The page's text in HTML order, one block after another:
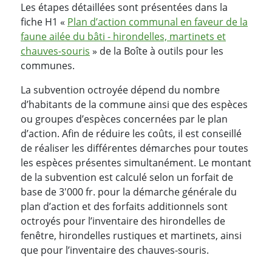
Les étapes détaillées sont présentées dans la
fiche H1 « Plan d’action communal en faveur de la
faune ailée du bâti - hirondelles, martinets et
chauves-souris » de la Boîte à outils pour les
communes.
La subvention octroyée dépend du nombre
d’habitants de la commune ainsi que des espèces
ou groupes d’espèces concernées par le plan
d’action. Afin de réduire les coûts, il est conseillé
de réaliser les différentes démarches pour toutes
les espèces présentes simultanément. Le montant
de la subvention est calculé selon un forfait de
base de 3'000 fr. pour la démarche générale du
plan d’action et des forfaits additionnels sont
octroyés pour l’inventaire des hirondelles de
fenêtre, hirondelles rustiques et martinets, ainsi
que pour l’inventaire des chauves-souris.